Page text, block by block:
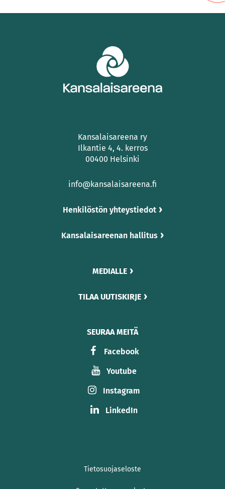
Kansalaisareena ry
Ilkantie 4, 4. kerros
00400 Helsinki
info@kansalaisareena.fi
Henkilöstön yhteystiedot
Kansalaisareenan hallitus
MEDIALLE
TILAA UUTISKIRJE
SEURAA MEITÄ
Facebook
Youtube
Instagram
LinkedIn
Tietosuojaseloste